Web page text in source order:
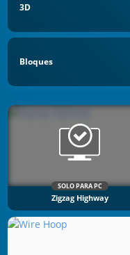
3D
Bloques
SOLO PARA PC
Zigzag Highway